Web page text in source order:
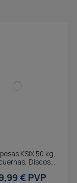
KSIX 50 kg,
Discos
Negro€ PVP